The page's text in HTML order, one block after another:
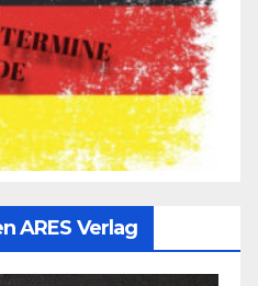
ARES Verlag